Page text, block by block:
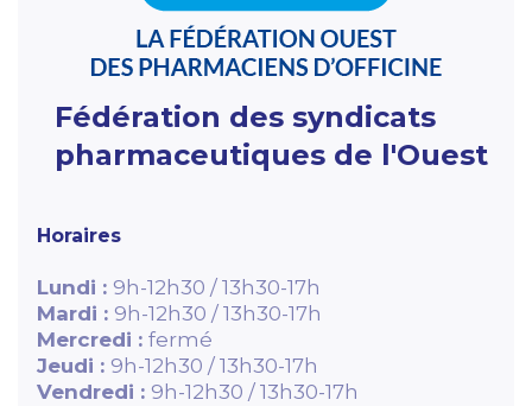
Fédération des syndicats
pharmaceutiques de l'Ouest
Horaires
Lundi : 9h-12h30 / 13h30-17h
Mardi : 9h-12h30 / 13h30-17h
Mercredi : fermé
Jeudi : 9h-12h30 / 13h30-17h
Vendredi : 9h-12h30 / 13h30-17h